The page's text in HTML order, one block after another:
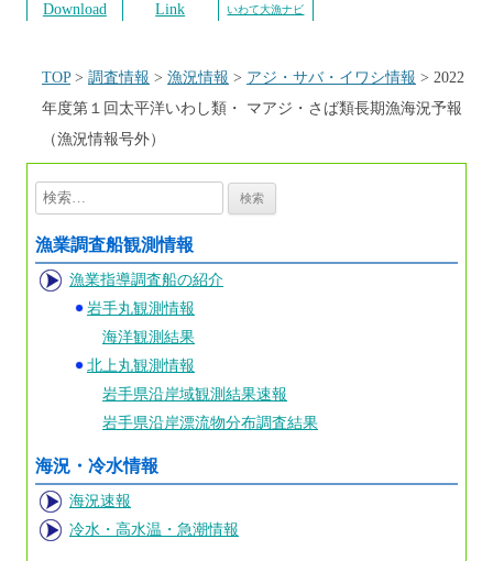
Download Link いわて大漁ナビ
TOP> 調査情報 > 漁況情報 > アジ・サバ・イワシ情報 > 2022
年度第１回太平洋いわし類・ マアジ・さば類長期漁海況予報
（漁況情報号外）
検
索:
漁業調査船観測情報
漁業指導調査船の紹介
岩手丸観測情報
海洋観測結果
北上丸観測情報
岩手県沿岸域観測結果速報
岩手県沿岸漂流物分布調査結果
海況・冷水情報
海況速報
冷水・高水温・急潮情報